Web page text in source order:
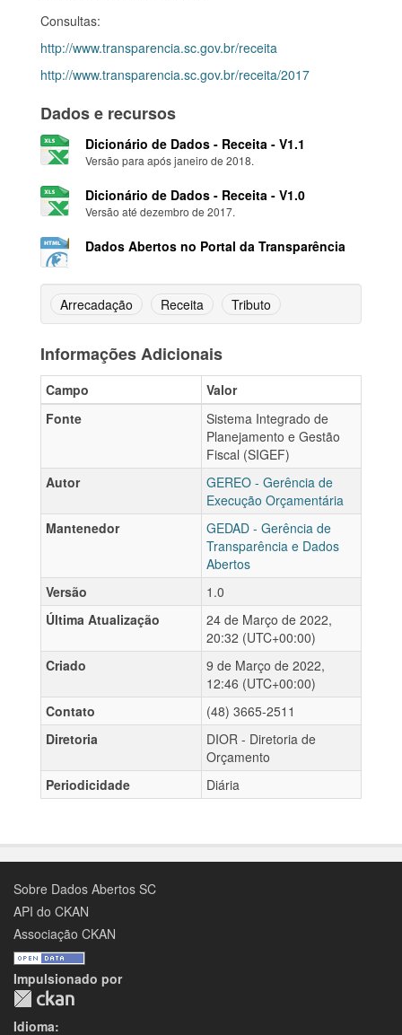
Consultas:
http://www.transparencia.sc.gov.br/receita
http://www.transparencia.sc.gov.br/receita/2017
Dados e recursos
Dicionário de Dados - Receita - V1.1
Versão para após janeiro de 2018.
Dicionário de Dados - Receita - V1.0
Versão até dezembro de 2017.
Dados Abertos no Portal da Transparência
Arrecadação Receita Tributo
Informações Adicionais
Campo
Valor
Fonte
Sistema Integrado de
Planejamento e Gestão
Fiscal (SIGEF)
Autor
GEREO - Gerência de
Execução Orçamentária
Mantenedor
GEDAD - Gerência de
Transparência e Dados
Abertos
Versão
1.0
Última Atualização
24 de Março de 2022,
20:32 (UTC+00:00)
Criado
9 de Março de 2022,
12:46 (UTC+00:00)
Contato
(48) 3665-2511
Diretoria
DIOR - Diretoria de
Orçamento
Periodicidade
Diária
Sobre Dados Abertos SC
API do CKAN
Associação CKAN
Impulsionado por
Idioma